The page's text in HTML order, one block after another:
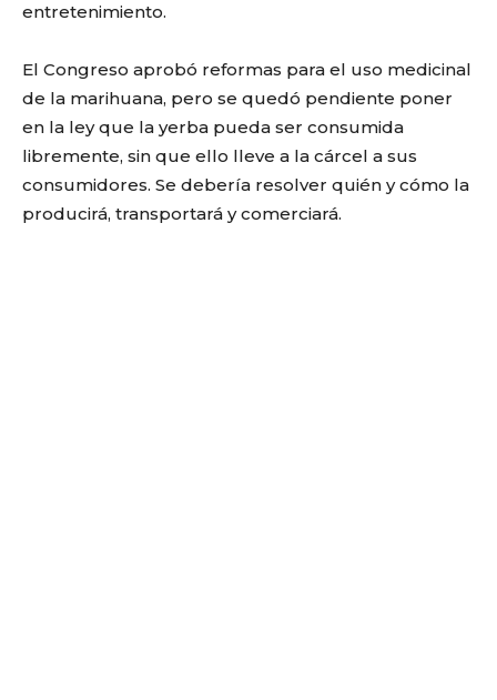
entretenimiento.
El Congreso aprobó reformas para el uso medicinal
de la marihuana, pero se quedó pendiente poner
en la ley que la yerba pueda ser consumida
libremente, sin que ello lleve a la cárcel a sus
consumidores. Se debería resolver quién y cómo la
producirá, transportará y comerciará.